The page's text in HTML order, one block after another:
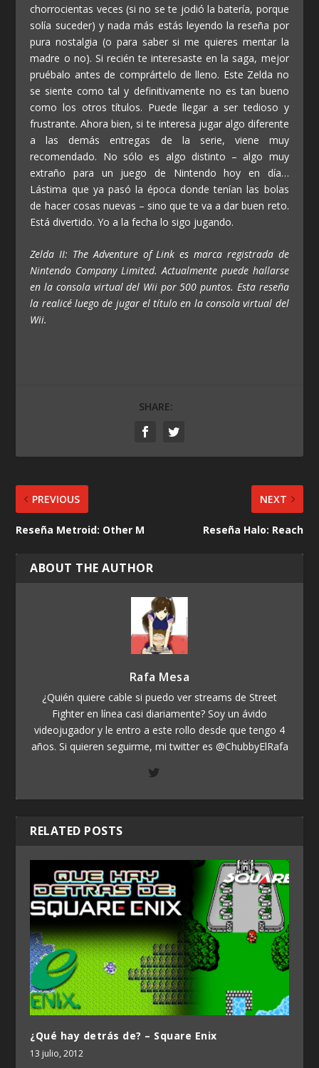
chorrocientas veces (si no se te jodió la batería, porque
solía suceder) y nada más estás leyendo la reseña por
pura nostalgia (o para saber si me quieres mentar la
madre o no). Si recién te interesaste en la saga, mejor
pruébalo antes de comprártelo de lleno. Este Zelda no
se siente como tal y definitivamente no es tan bueno
como los otros títulos. Puede llegar a ser tedioso y
frustrante. Ahora bien, si te interesa jugar algo diferente
a las demás entregas de la serie, viene muy
recomendado. No sólo es algo distinto – algo muy
extraño para un juego de Nintendo hoy en día…
Lástima que ya pasó la época donde tenían las bolas
de hacer cosas nuevas – sino que te va a dar buen reto.
Está divertido. Yo a la fecha lo sigo jugando.
Zelda II: The Adventure of Link es marca registrada de
Nintendo Company Limited. Actualmente puede hallarse
en la consola virtual del Wii por 500 puntos. Esta reseña
la realicé luego de jugar el título en la consola virtual del
Wii.
SHARE:
PREVIOUS
Reseña Metroid: Other M
NEXT
Reseña Halo: Reach
ABOUT THE AUTHOR
Rafa Mesa
¿Quién quiere cable si puedo ver streams de Street
Fighter en línea casi diariamente? Soy un ávido
videojugador y le entro a este rollo desde que tengo 4
años. Si quieren seguirme, mi twitter es @ChubbyElRafa
RELATED POSTS
¿Qué hay detrás de? – Square Enix
13 julio, 2012